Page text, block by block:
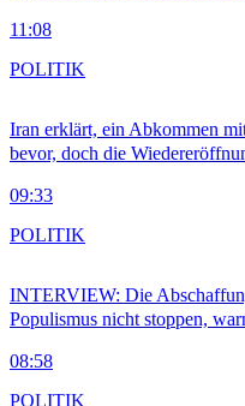
11:08
Iran erklärt, ein Abkommen
bevor, doch die
09:33
POLITIK
INTERVIEW: Die
Populismus nicht stoppen,
08:58
POLITIK
POLITIK